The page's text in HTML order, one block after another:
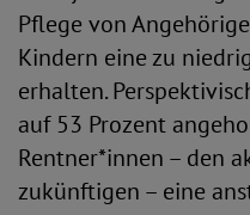
Pflege von
Kindern eine zu
erhalten.
auf 53 Prozent
Rentner*innen – den
zukünftigen – eine